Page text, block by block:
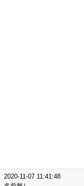
2020-11-07 11:41:48